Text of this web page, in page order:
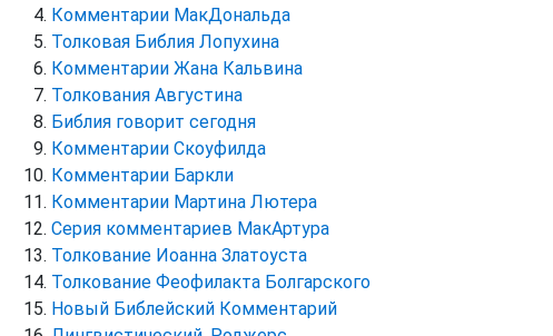
Комментарии МакДональда
Толковая Библия Лопухина
Комментарии Жана Кальвина
Толкования Августина
Библия говорит сегодня
Комментарии Скоуфилда
Комментарии Баркли
Комментарии Мартина Лютера
Серия комментариев МакАртура
Толкование Иоанна Златоуста
Толкование Феофилакта Болгарского
Новый Библейский Комментарий